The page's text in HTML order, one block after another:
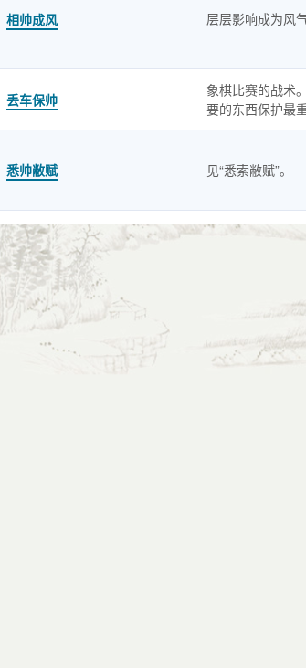
相帅成风 层层影响成为风
丢车保帅
象棋比赛的战术
要的东西保护最
悉帅敝赋 见“悉索敝赋”。